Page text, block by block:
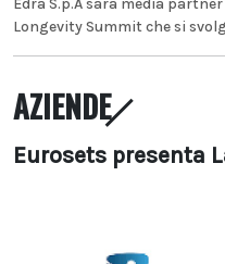
Edra S.p.A sarà media
Longevity Summit che si
AZIENDE
Eurosets presenta